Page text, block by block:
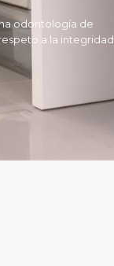
odontología de
a la integridad